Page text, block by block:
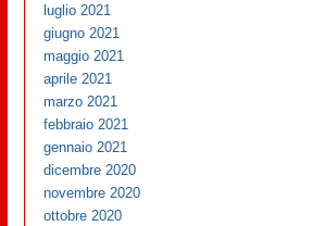
luglio 2021
giugno 2021
maggio 2021
aprile 2021
marzo 2021
febbraio 2021
gennaio 2021
dicembre 2020
novembre 2020
ottobre 2020